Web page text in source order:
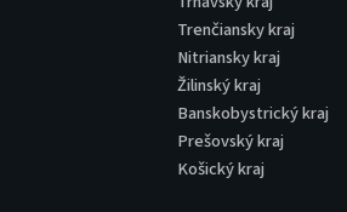
Trenčiansky kraj
Nitriansky kraj
Žilinský kraj
Banskobystrický kraj
Prešovský kraj
Košický kraj